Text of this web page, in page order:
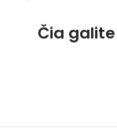
Čia